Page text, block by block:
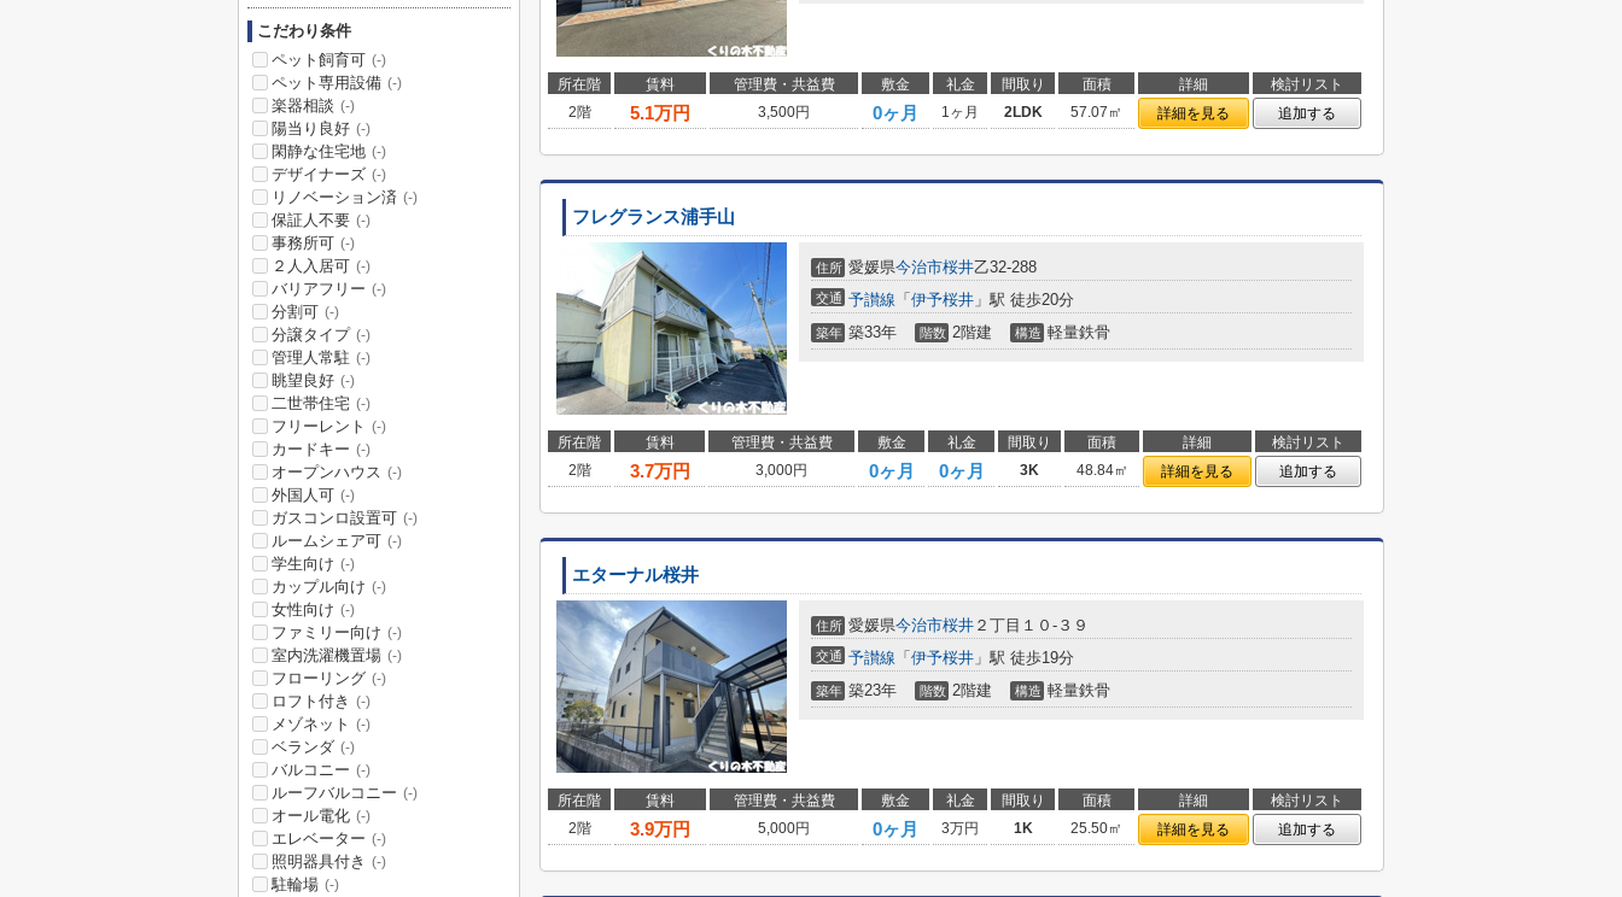
所在階 賃料 管理費・共益費 敷金 礼金 間取り 面積 詳細
検討リスト
2階
5.1万円 3,500円 0ヶ月 1ヶ月 2LDK 57.07㎡ 詳細を見る 追加する
フレグランス浦手山
住所 愛媛県今治市桜井乙32-288
交通 予讃線 「 伊予桜井 」駅 徒歩20分
築年 築33年 階数 2階建 構造 軽量鉄骨
所在階 賃料 管理費・共益費 敷金 礼金 間取り 面積 詳細
検討リスト
2階
3.7万円 3,000円 0ヶ月 0ヶ月 3K 48.84㎡ 詳細を見る 追加する
エターナル桜井
住所 愛媛県今治市桜井 ２丁目１０-３９
交通 予讃線 「 伊予桜井 」駅 徒歩19分
築年 築23年 階数 2階建 構造 軽量鉄骨
所在階 賃料 管理費・共益費 敷金 礼金 間取り 面積 詳細
検討リスト
2階
3.9万円 5,000円 0ヶ月 3万円 1K 25.50㎡ 詳細を見る 追加する
こだわり条件
ペット飼育可 (-)
ペット専用設備 (-)
楽器相談 (-)
陽当り良好 (-)
閑静な住宅地 (-)
デザイナーズ (-)
リノベーション済 (-)
保証人不要 (-)
事務所可 (-)
２人入居可 (-)
バリアフリー (-)
分割可 (-)
分譲タイプ (-)
管理人常駐 (-)
眺望良好 (-)
二世帯住宅 (-)
フリーレント (-)
カードキー (-)
オープンハウス (-)
外国人可 (-)
ガスコンロ設置可 (-)
ルームシェア可 (-)
学生向け (-)
カップル向け (-)
女性向け (-)
ファミリー向け (-)
室内洗濯機置場 (-)
フローリング (-)
ロフト付き (-)
メゾネット (-)
ベランダ (-)
バルコニー (-)
ルーフバルコニー (-)
オール電化 (-)
エレベーター (-)
照明器具付き (-)
駐輪場 (-)